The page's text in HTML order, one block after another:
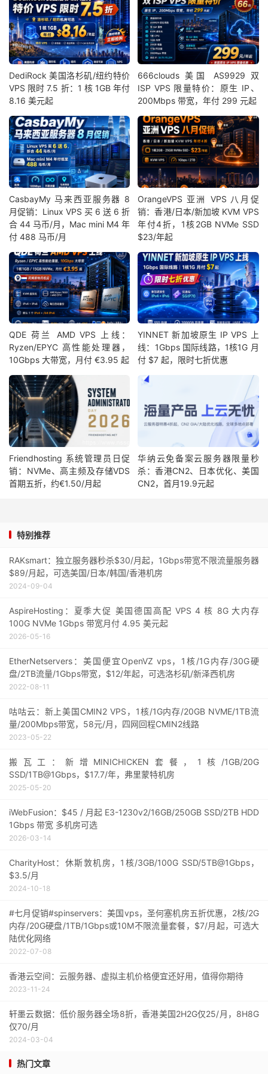
DediRock 美国洛杉矶/纽约特价
VPS 限时 7.5 折：1 核 1GB 年付
8.16 美元起
666clouds 美国 AS9929 双
ISP VPS 限量特价：原生 IP、
200Mbps 带宽，年付 299 元起
CasbayMy 马来西亚服务器 8
月促销：Linux VPS 买 6 送 6 折
合 44 马币/月，Mac mini M4 年
付 488 马币/月
OrangeVPS 亚洲 VPS 八月促
销：香港/日本/新加坡 KVM VPS
年付4折，1核2GB NVMe SSD
$23/年起
QDE 荷兰 AMD VPS 上线：
Ryzen/EPYC 高性能处理器，
10Gbps 大带宽，月付 €3.95 起
YINNET 新加坡原生 IP VPS 上
线：1Gbps 国际线路，1核1G 月
付 $7 起，限时七折优惠
Friendhosting 系统管理员日促
销：NVMe、高主频及存储VDS
首期五折，约€1.50/月起
华纳云免备案云服务器限量秒
杀：香港CN2、日本优化、美国
CN2，首月19.9元起
特别推荐
RAKsmart：独立服务器秒杀$30/月起，1Gbps带宽不限流量服务器
$89/月起，可选美国/日本/韩国/香港机房
2024-09-04
AspireHosting：夏季大促 美国德国高配 VPS 4 核 8G 大内存
100G NVMe 1Gbps 带宽月付 4.95 美元起
2026-05-16
EtherNetservers：美国便宜OpenVZ vps，1核/1G内存/30G硬
盘/2TB流量/1Gbps带宽，$12/年起，可选洛杉矶/新泽西机房
2022-08-11
咕咕云：新上美国CMIN2 VPS，1核/1G内存/20GB NVME/1TB流
量/200Mbps带宽，58元/月，四网回程CMIN2线路
2023-05-22
搬瓦工：新增MINICHICKEN套餐，1核/1GB/20G
SSD/1TB@1Gbps，$17.7/年，弗里蒙特机房
2025-05-20
iWebFusion：$45 / 月起 E3-1230v2/16GB/250GB SSD/2TB HDD
1Gbps 带宽 多机房可选
2026-03-14
CharityHost：休斯敦机房，1核/3GB/100G SSD/5TB@1Gbps，
$3.5/月
2024-10-18
#七月促销#spinservers：美国vps，圣何塞机房五折优惠，2核/2G
内存/20G硬盘/1TB/1Gbps或10M不限流量套餐，$7/月起，可选大
陆优化网络
2022-07-08
香港云空间：云服务器、虚拟主机价格便宜还好用，值得你期待
2023-11-24
轩墨云数据：低价服务器全场8折，香港美国2H2G仅25/月，8H8G
仅70/月
2024-03-04
热门文章